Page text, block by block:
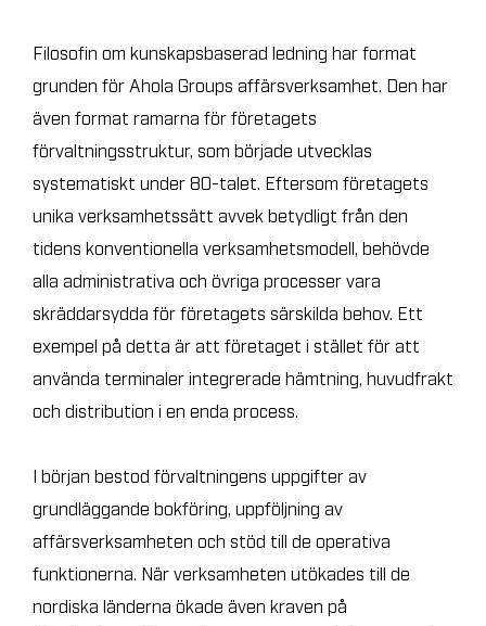
SV
Filosofin om kunskapsbaserad ledning har format
grunden för Ahola Groups affärsverksamhet. Den har
även format ramarna för företagets
förvaltningsstruktur, som började utvecklas
systematiskt under 80-talet. Eftersom företagets
unika verksamhetssätt avvek betydligt från den
tidens konventionella verksamhetsmodell, behövde
alla administrativa och övriga processer vara
skräddarsydda för företagets särskilda behov. Ett
exempel på detta är att företaget i stället för att
använda terminaler integrerade hämtning, huvudfrakt
och distribution i en enda process.
I början bestod förvaltningens uppgifter av
grundläggande bokföring, uppföljning av
affärsverksamheten och stöd till de operativa
funktionerna. När verksamheten utökades till de
nordiska länderna ökade även kraven på